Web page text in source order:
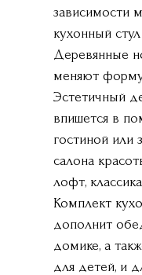
зависимости
кухонный
Деревянные
меняют
Эстетичный
впишется в
гостиной или
салона
лофт,
Комплект
дополнит
домике, а
для детей, и